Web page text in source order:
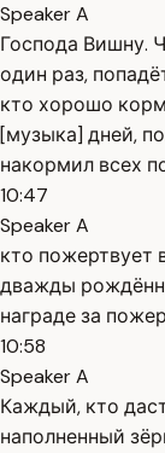
Speaker A
Господа Вишну.
один раз,
кто хорошо
[музыка] дней,
накормил всех
10:47
Speaker A
кто пожертвует
дважды
награде за
10:58
Speaker A
Каждый, кто
наполненный